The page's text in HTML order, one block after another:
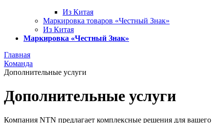
Из Китая
Маркировка товаров «Честный Знак»
Из Китая
Маркировка «Честный Знак»
Главная
Команда
Дополнительные услуги
Дополнительные услуги
Компания NTN предлагает комплексные решения для вашего